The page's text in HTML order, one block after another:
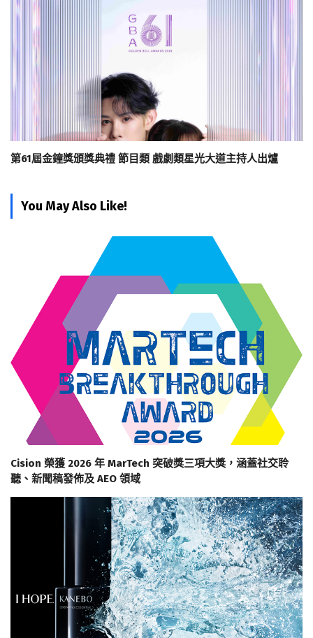
第61屆金鐘獎頒獎典禮 節目類 戲劇類星光大道主持人出爐
You May Also Like!
Cision 榮獲 2026 年 MarTech 突破獎三項大獎，涵蓋社交聆
聽、新聞稿發佈及 AEO 領域